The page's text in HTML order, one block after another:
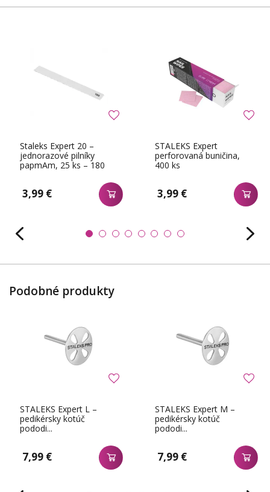
Staleks Expert 20 –
jednorazové pilníky
papmAm, 25 ks – 180
3,99 €
STALEKS Expert
perforovaná buničina,
400 ks
3,99 €
Podobné produkty
STALEKS Expert L –
pedikérsky kotúč
pododi...
7,99 €
STALEKS Expert M –
pedikérsky kotúč
pododi...
7,99 €